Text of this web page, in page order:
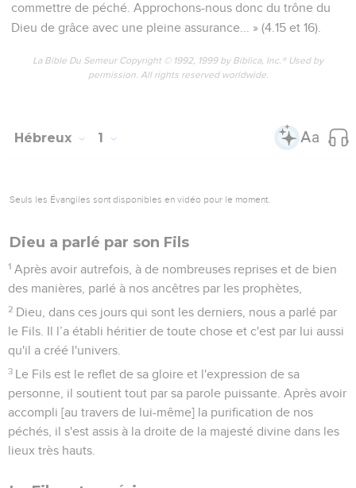
commettre de péché. Approchons-nous donc du trône du
Dieu de grâce avec une pleine assurance... » (4.15 et 16).
La Bible Du Semeur Copyright © 1992, 1999 by Biblica, Inc.® Used by
permission. All rights reserved worldwide.
Hébreux 1
Seuls les Évangiles sont disponibles en vidéo pour le moment.
Dieu a parlé par son Fils
1 Après avoir autrefois, à de nombreuses reprises et de bien
des manières, parlé à nos ancêtres par les prophètes,
2 Dieu, dans ces jours qui sont les derniers, nous a parlé par
le Fils. Il l’a établi héritier de toute chose et c'est par lui aussi
qu'il a créé l'univers.
3 Le Fils est le reflet de sa gloire et l'expression de sa
personne, il soutient tout par sa parole puissante. Après avoir
accompli [au travers de lui-même] la purification de nos
péchés, il s'est assis à la droite de la majesté divine dans les
lieux très hauts.